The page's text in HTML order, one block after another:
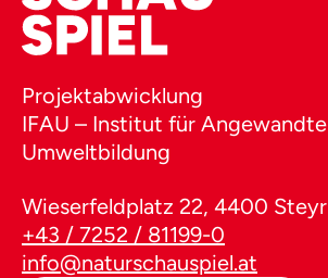
Projektabwicklung
IFAU – Institut für Angewandte
Umweltbildung
Wieserfeldplatz 22, 4400 Steyr
+43 / 7252 / 81199-0
info@naturschauspiel.at